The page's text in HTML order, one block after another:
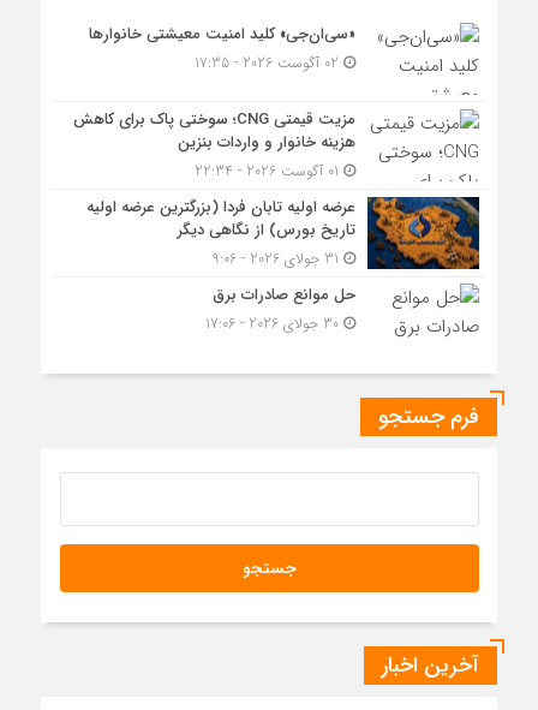
«سی‌ان‌جی» کلید امنیت معیشتی خانوارها
مزیت قیمتی CNG؛ سوختی پاک برای کاهش
هزینه خانوار و واردات بنزین
عرضه اولیه تابان فردا (بزرگترین عرضه اولیه
تاریخ بورس) از نگاهی دیگر
حل موانع صادرات برق
30 جولای 2026 - 17:06
فرم جستجو
آخرین اخبار